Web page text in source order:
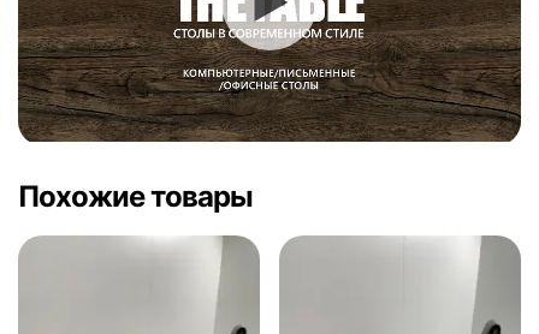
Похожие товары